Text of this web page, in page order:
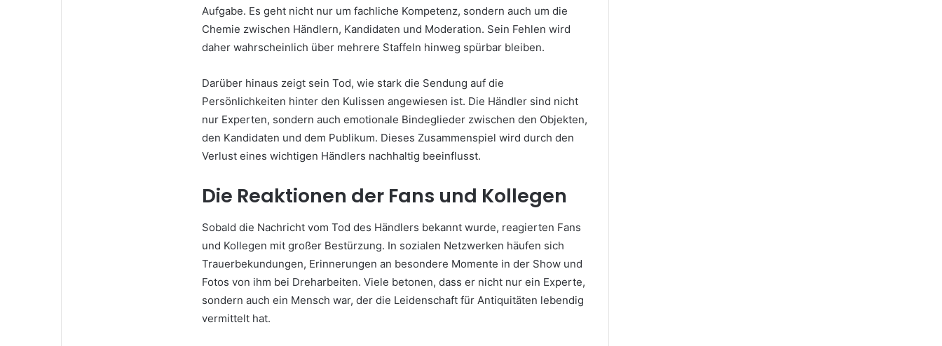
Aufgabe. Es geht nicht nur um fachliche Kompetenz, sondern auch um die
Chemie zwischen Händlern, Kandidaten und Moderation. Sein Fehlen wird
daher wahrscheinlich über mehrere Staffeln hinweg spürbar bleiben.
Darüber hinaus zeigt sein Tod, wie stark die Sendung auf die
Persönlichkeiten hinter den Kulissen angewiesen ist. Die Händler sind nicht
nur Experten, sondern auch emotionale Bindeglieder zwischen den Objekten,
den Kandidaten und dem Publikum. Dieses Zusammenspiel wird durch den
Verlust eines wichtigen Händlers nachhaltig beeinflusst.
Die Reaktionen der Fans und Kollegen
Sobald die Nachricht vom Tod des Händlers bekannt wurde, reagierten Fans
und Kollegen mit großer Bestürzung. In sozialen Netzwerken häufen sich
Trauerbekundungen, Erinnerungen an besondere Momente in der Show und
Fotos von ihm bei Dreharbeiten. Viele betonen, dass er nicht nur ein Experte,
sondern auch ein Mensch war, der die Leidenschaft für Antiquitäten lebendig
vermittelt hat.